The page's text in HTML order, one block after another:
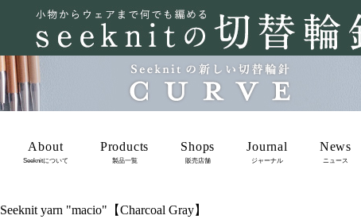
About
Seeknitについて
Products
製品一覧
Shops
販売店舗
Journal
ジャーナル
News
ニュース
Seeknit yarn "macio"【Charcoal Gray】